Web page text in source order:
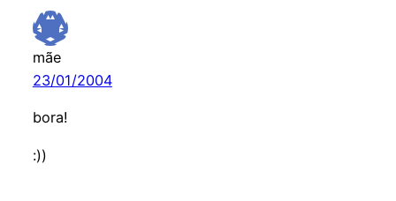
mãe
23/01/2004
bora!
:))